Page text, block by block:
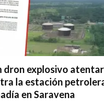
dron explosivo
la estación
en Saravena